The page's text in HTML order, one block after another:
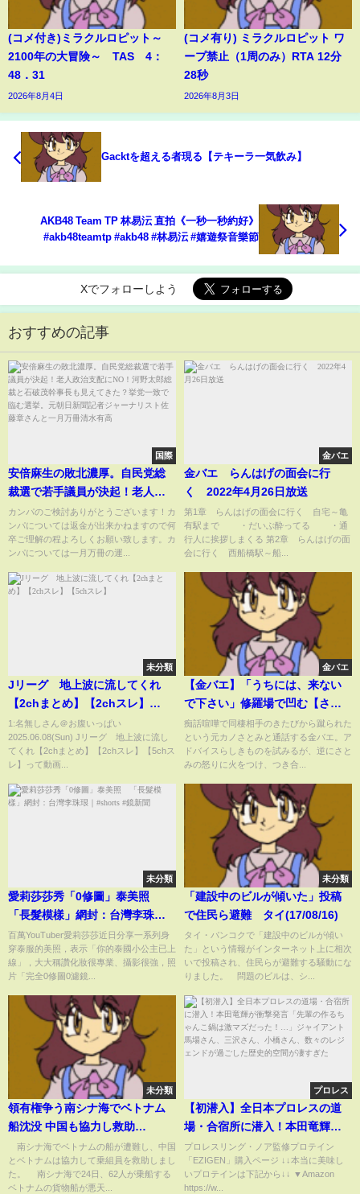
(コメ付き)ミラクルロピット～
2100年の大冒険～ TAS 4：
48．31
2026年8月4日
(コメ有り) ミラクルロピット ワ
ープ禁止（1周のみ）RTA 12分
28秒
2026年8月3日
Gacktを超える者現る【テキーラ一気飲み】
AKB48 Team TP 林易沄 直拍《一秒一秒約好》
#akb48teamtp #akb48 #林易沄 #嬉遊祭音樂節
Xでフォローしよう
おすすめの記事
国際
安倍麻生の敗北濃厚。自民党総
裁選で若手議員が決起！老人政
治支配にNO！河野太郎総裁と石
破茂幹事長も見えてきた？挙党
一致で臨む選挙。元朝日新聞記
一月万冊清水有高
カンパのご検討ありがとうございます！カ
ンパについては返金が出来かねますので何
卒ご理解の程よろしくお願い致します。カ
ンパについては一月万冊の運...
金バエ
金バエ らんはげの面会に行
く 2022年4月26日放送
第1章 らんはげの面会に行く 自宅～亀
有駅まで ・だいぶ酔ってる ・通
行人に挨拶しまくる 第2章 らんはげの面
会に行く 西船橋駅～船...
未分類
Jリーグ 地上波に流してくれ
【2chまとめ】【2chスレ】
【5chスレ】
1:名無しさん＠お腹いっぱい
2025.06.08(Sun) Jリーグ 地上波に流し
てくれ【2chまとめ】【2chスレ】【5chス
レ】って動画...
金バエ
【金バエ】「うちには、来ない
で下さい」修羅場で凹む【さと
み】を激怒させる
痴話喧嘩で同棲相手のきたびから蹴られた
という元カノさとみと通話する金バエ。ア
ドバイスらしきものを試みるが、逆にさと
みの怒りに火をつけ、つき合...
未分類
愛莉莎莎秀「0修圖」泰美照
「長髮模樣」網封：台灣李珠珢
｜#shorts #鏡新聞
百萬YouTuber愛莉莎莎近日分享一系列身
穿泰服的美照，表示「你的泰國小公主已上
線」，大大稱讚化妝很專業、攝影很強，照
片「完全0修圖0濾鏡...
未分類
「建設中のビルが傾いた」投稿
で住民ら避難 タイ(17/08/16)
タイ・バンコクで「建設中のビルが傾い
た」という情報がインターネット上に相次
いで投稿され、住民らが避難する騒動にな
りました。 問題のビルは、シ...
未分類
領有権争う南シナ海でベトナム
船沈没 中国も協力し救助
(ABEMA TIMES)
南シナ海でベトナムの船が遭難し、中国
とベトナムは協力して乗組員を救助しまし
た。 南シナ海で24日、62人が乗船する
ベトナムの貨物船が悪天...
プロレス
【初潜入】全日本プロレスの道
場・合宿所に潜入！本田竜輝が
衝撃発言「先輩の作るちゃんこ
鍋は激マズだった！…」ジャイ
アント馬場さん、三沢さん、小
プロレスリング・ノア監修プロテイン
「EZIGEN」購入ページ ↓↓本当に美味し
いプロテインは下記から↓↓ ▼Amazon
https://w...